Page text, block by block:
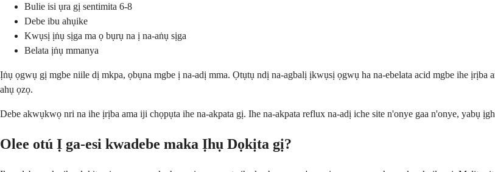
Bulie isi ụra gị sentimita 6-8
Debe ibu ahụike
Kwụsị ịṅụ sịga ma ọ bụrụ na ị na-aṅụ sịga
Belata ịṅụ mmanya
Ịṅụ ọgwụ gị mgbe niile dị mkpa, ọbụna mgbe ị na-adị mma. Ọtụtụ ndị na-agbalị ịkwụsị ọgwụ ha na-ebelata acid mgbe ihe ịrịba
ahụ ọzọ.
Debe akwụkwọ nri na ihe ịrịba ama iji chọpụta ihe na-akpata gị. Ihe na-akpata reflux na-adị iche site n'onye gaa n'onye, yabụ
Olee otú Ị ga-esi kwadebe maka Ịhụ Dọkịta gị?